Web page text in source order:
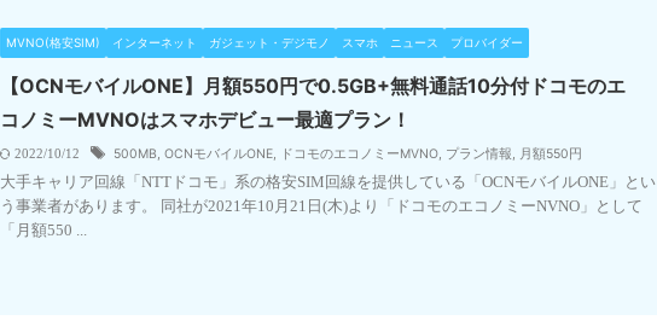
MVNO(格安SIM) インターネット ガジェット・デジモノ スマホ ニュース プロバイダー
【OCNモバイルONE】月額550円で0.5GB+無料通話10分付ドコモのエ
コノミーMVNOはスマホデビュー最適プラン！
2022/10/12 500MB, OCNモバイルONE, ドコモのエコノミーMVNO, プラン情報, 月額550円
大手キャリア回線「NTTドコモ」系の格安SIM回線を提供している「OCNモバイルONE」とい
う事業者があります。 同社が2021年10月21日(木)より「ドコモのエコノミーNVNO」として
「月額550 ...